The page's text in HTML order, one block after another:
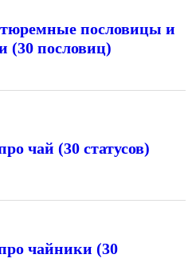
пословицы и
(30 пословиц)
чай (30 статусов)
чайники (30